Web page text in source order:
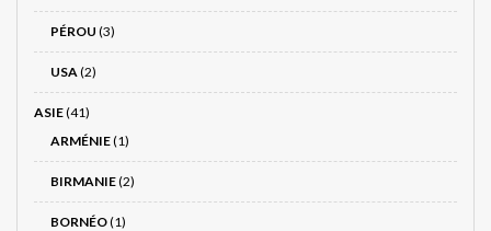
PÉROU (3)
USA (2)
ASIE(41)
ARMÉNIE(1)
BIRMANIE(2)
BORNÉO(1)